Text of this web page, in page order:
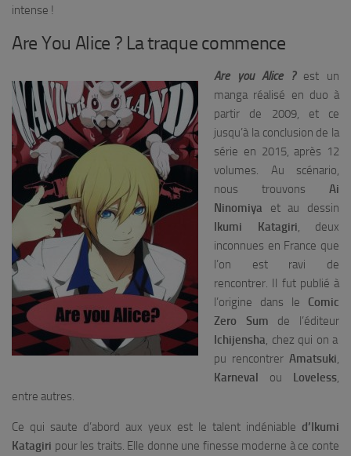
intense !
Are You Alice ? La traque commence
Are you Alice ?est un
manga réalisé en duo à
partir de 2009, et ce
jusqu’à la conclusion de la
série en 2015, après 12
volumes. Au scénario,
nous trouvons Ai
Ninomiya et au dessin
Ikumi Katagiri , deux
inconnues en France que
l’on est ravi de
rencontrer. Il fut publié à
l’origine dans le Comic
Zero Sum de l’éditeur
Ichijensha , chez qui on a
pu rencontrer Amatsuki
Karneval ou Loveless
entre autres.
Ce qui saute d’abord aux yeux est le talent indéniable d’Ikumi
Katagiri pour les traits. Elle donne une finesse moderne à ce conte